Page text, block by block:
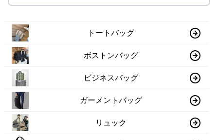
トートバッグ
ボストンバッグ
ビジネスバッグ
ガーメントバッグ
リュック